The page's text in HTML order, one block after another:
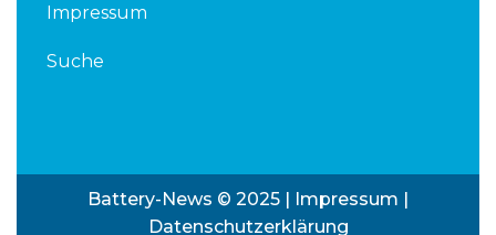
Impressum
Suche
Battery-News © 2025 | Impressum |
Datenschutzerklärung